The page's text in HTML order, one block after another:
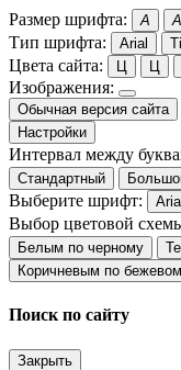
Размер шрифта: A A
Тип шрифта: Arial
Цвета сайта: Ц Ц
Изображения:
Обычная версия сайта
Настройки
Интервал между
Стандартный
Выберите шрифт: Arial
Выбор цветовой
Белым по черному
Коричневым по
Поиск по сайту
Закрыть